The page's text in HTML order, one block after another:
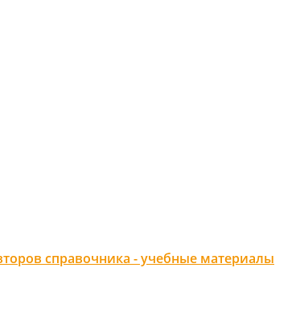
справочника - учебные материалы